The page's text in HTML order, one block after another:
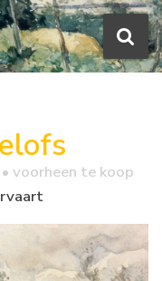
voorheen te koop